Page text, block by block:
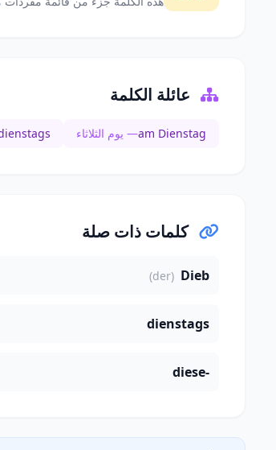
عائلة الكلمة
am Dienstag— يوم الثلاثاء
كلمات ذات صلة
Dieb
(der)
dienstags
diese-